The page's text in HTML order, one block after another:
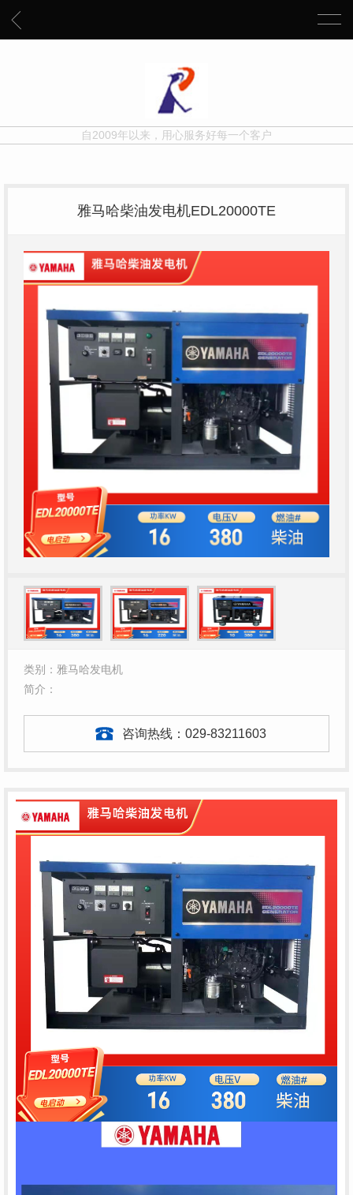
自2009年以来，用心服务好每一个客户
雅马哈柴油发电机EDL20000TE
类别：雅马哈发电机
简介：
咨询热线： 029-83211603